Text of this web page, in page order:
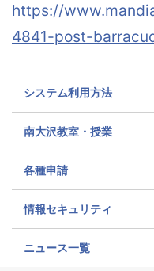
https://
4841-post-
システム利用方法
南大沢教室・授業
各種申請
情報セキュリティ
ニュース一覧